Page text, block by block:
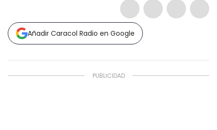
Añadir Caracol Radio en Google